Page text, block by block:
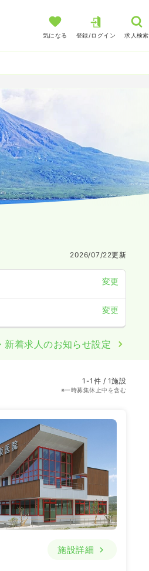
気になる 登録/ログイン 求人検索
2026/07/22更新
変更
変更
新着求人のお知らせ設定
1-1件 / 1施設
※一時募集休止中を含む
施設詳細